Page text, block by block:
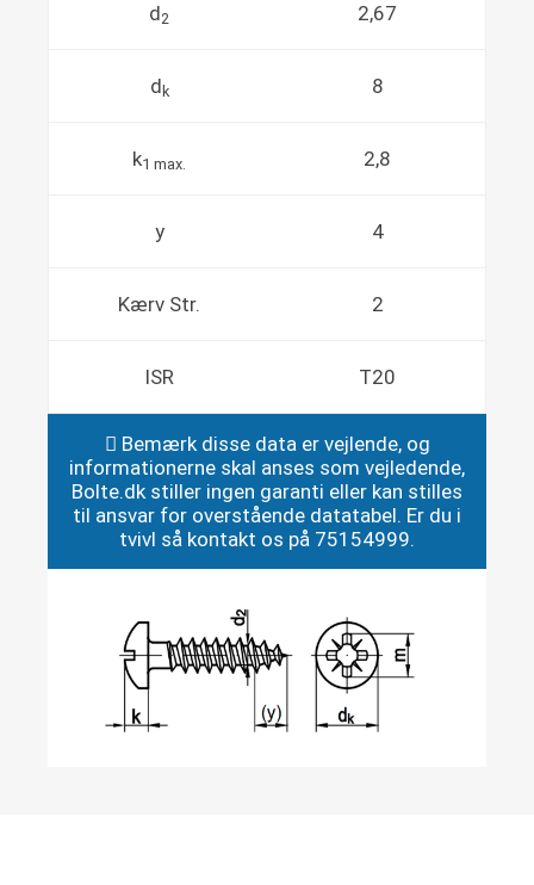
d2 2,67
d k 8
k1 max. 2,8
y 4
Kærv Str. 2
ISR T20
Bemærk disse data er vejlende, og
informationerne skal anses som vejledende,
Bolte.dk stiller ingen garanti eller kan stilles
til ansvar for overstående datatabel. Er du i
tvivl så kontakt os på 75154999.